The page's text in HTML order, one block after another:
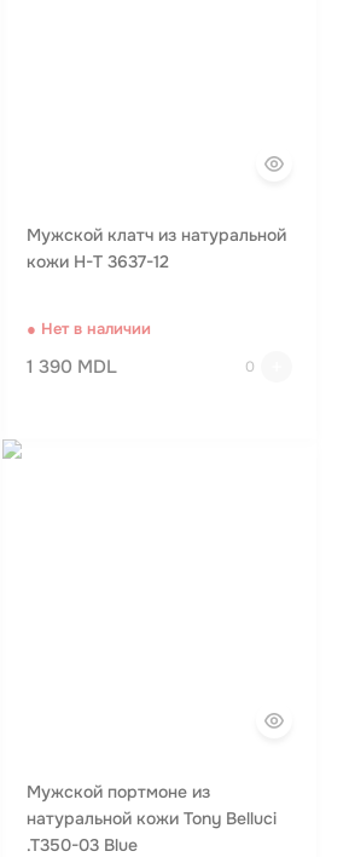
Мужской клатч из натуральной
кожи H-T 3637-12
● Нет в наличии
1 390 MDL 0
Мужской портмоне из
натуральной кожи Tony Belluci
.T350-03 Blue